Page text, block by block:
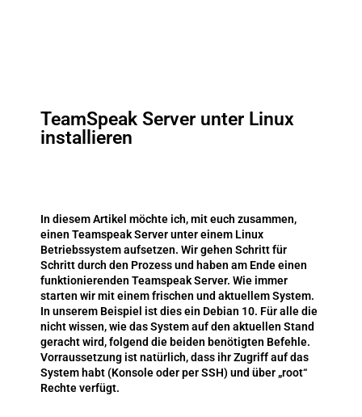
TeamSpeak Server unter Linux
installieren
In diesem Artikel möchte ich, mit euch zusammen,
einen Teamspeak Server unter einem Linux
Betriebssystem aufsetzen. Wir gehen Schritt für
Schritt durch den Prozess und haben am Ende einen
funktionierenden Teamspeak Server. Wie immer
starten wir mit einem frischen und aktuellem System.
In unserem Beispiel ist dies ein Debian 10. Für alle die
nicht wissen, wie das System auf den aktuellen Stand
geracht wird, folgend die beiden benötigten Befehle.
Vorraussetzung ist natürlich, dass ihr Zugriff auf das
System habt (Konsole oder per SSH) und über „root“
Rechte verfügt.